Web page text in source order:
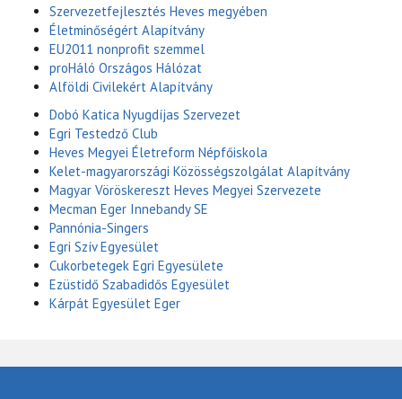
Szervezetfejlesztés Heves megyében
Életminőségért Alapítvány
EU2011 nonprofit szemmel
proHáló Országos Hálózat
Alföldi Civilekért Alapítvány
Dobó Katica Nyugdíjas Szervezet
Egri Testedző Club
Heves Megyei Életreform Népfőiskola
Kelet-magyarországi Közösségszolgálat Alapítvány
Magyar Vöröskereszt Heves Megyei Szervezete
Mecman Eger Innebandy SE
Pannónia-Singers
Egri Szív Egyesület
Cukorbetegek Egri Egyesülete
Ezüstidő Szabadidős Egyesület
Kárpát Egyesület Eger